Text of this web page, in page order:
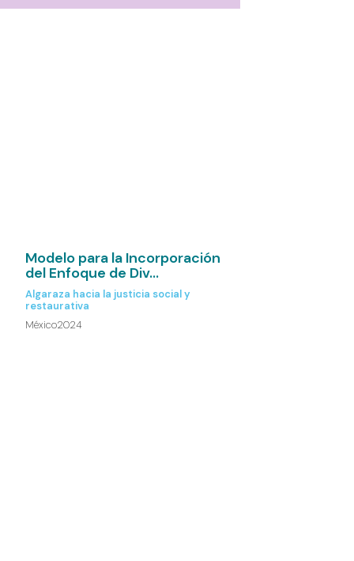
Modelo para la Incorporación
del Enfoque de Div...
Algaraza hacia la justicia social y
restaurativa
México2024